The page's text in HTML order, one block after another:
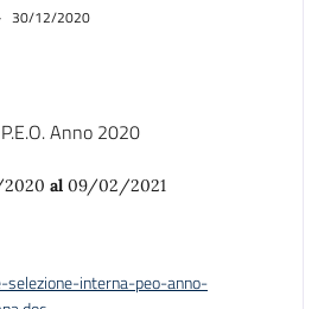
30/12/2020
Anno 2020
al 09/02/2021
selezione-interna-peo-anno-